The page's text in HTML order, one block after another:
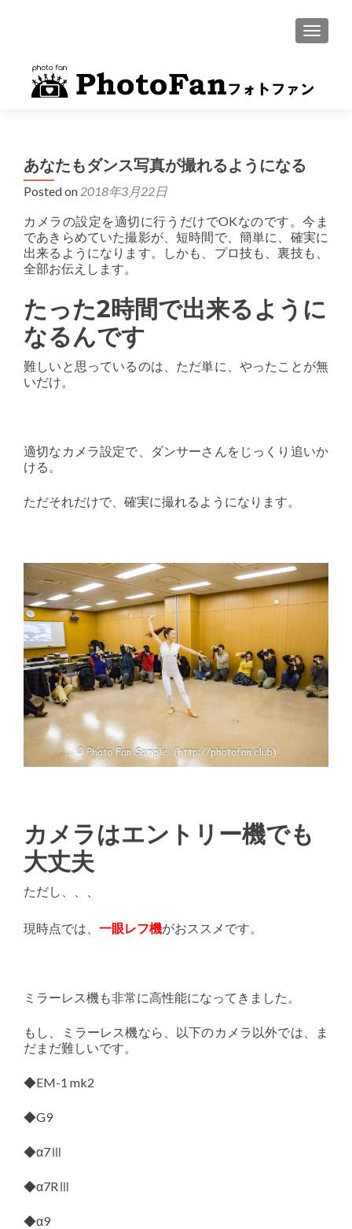
MENU
あなたもダンス写真が撮れるようになる
Posted on 2018年3月22日
カメラの設定を適切に行うだけでOKなのです。今ま
であきらめていた撮影が、短時間で、簡単に、確実に
出来るようになります。しかも、プロ技も、裏技も、
全部お伝えします。
たった2時間で出来るように
なるんです
難しいと思っているのは、ただ単に、やったことが無
いだけ。
適切なカメラ設定で、ダンサーさんをじっくり追いか
ける。
ただそれだけで、確実に撮れるようになります。
カメラはエントリー機でも
大丈夫
ただし、、、
現時点では、 一眼レフ機がおススメです。
ミラーレス機も非常に高性能になってきました。
もし、ミラーレス機なら、以下のカメラ以外では、ま
だまだ難しいです。
◆EM-1 mk2
◆G9
◆α7Ⅲ
◆α7RⅢ
◆α9